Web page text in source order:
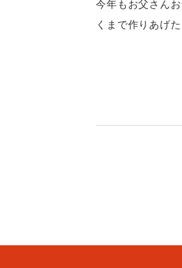
今年もお父さん
くまで作りあげ